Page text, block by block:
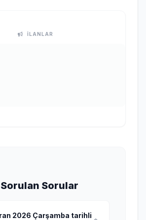
İLANLAR
Sorulan Sorular
2026 Çarşamba tarihli